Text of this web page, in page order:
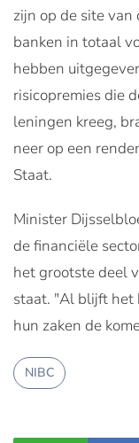
zijn op de site
banken in totaal
hebben
risicopremies die
leningen kreeg,
neer op een
Staat.
Minister
de financiële
het grootste deel
staat. "Al blijft het
hun zaken de
NIBC